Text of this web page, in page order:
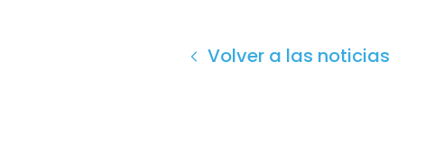
Volver a las noticias